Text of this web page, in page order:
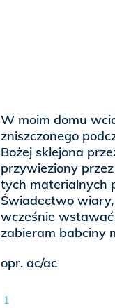
W moim domu
zniszczonego
Bożej sklejona
przywieziony
tych materialnych
Świadectwo wiary,
wcześnie
zabieram babciny
opr. ac/ac
1